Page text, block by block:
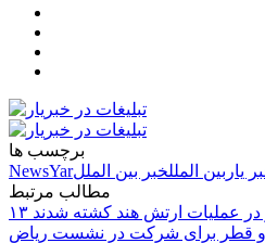
برچسب ها
NewsYar
یار بین المللخبر بین الملل
مطالب مرتبط
در عملیات ارتش هند کشته شدند
قطر برای شرکت در نشست ریاض